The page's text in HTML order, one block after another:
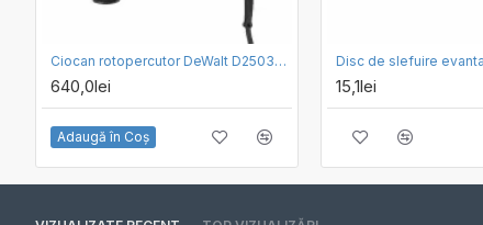
Ciocan rotopercutor DeWalt D25033-QS, SDS Plus 710 W
640,0lei
Adaugă în Coş
15,1lei